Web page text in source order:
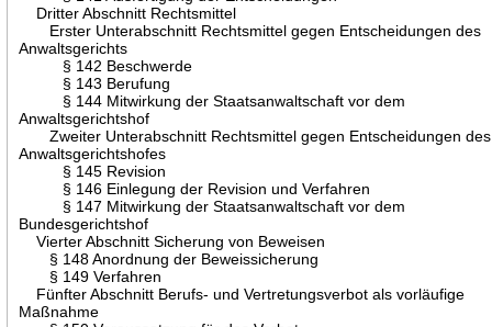
Dritter Abschnitt Rechtsmittel
Erster Unterabschnitt Rechtsmittel gegen Entscheidungen des
Anwaltsgerichts
§ 142 Beschwerde
§ 143 Berufung
§ 144 Mitwirkung der Staatsanwaltschaft vor dem
Anwaltsgerichtshof
Zweiter Unterabschnitt Rechtsmittel gegen Entscheidungen des
Anwaltsgerichtshofes
§ 145 Revision
§ 146 Einlegung der Revision und Verfahren
§ 147 Mitwirkung der Staatsanwaltschaft vor dem
Bundesgerichtshof
Vierter Abschnitt Sicherung von Beweisen
§ 148 Anordnung der Beweissicherung
§ 149 Verfahren
Fünfter Abschnitt Berufs- und Vertretungsverbot als vorläufige
Maßnahme